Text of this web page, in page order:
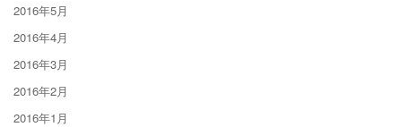
2016年5月
2016年4月
2016年3月
2016年2月
2016年1月